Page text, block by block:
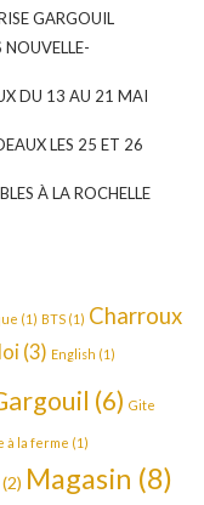
GARGOUIL
NOUVELLE-
DU 13 AU 21 MAI
LES 25 ET 26
À LA ROCHELLE
(1) BTS (1) Charroux
(3) English (1)
(6) Gite
à la ferme (1)
(2) Magasin (8)